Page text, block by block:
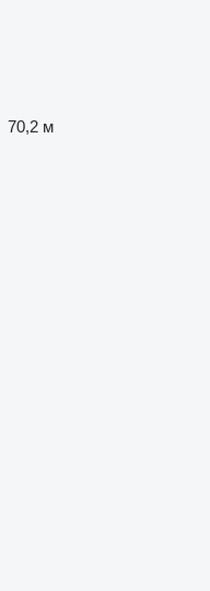
70,2 м